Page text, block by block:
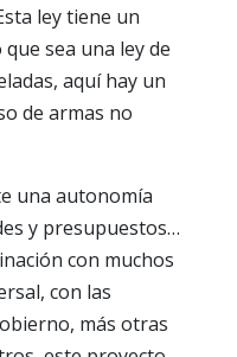
ley tiene un
sea una ley de
aquí hay un
de armas no
una autonomía
y presupuestos…
con muchos
con las
más otras